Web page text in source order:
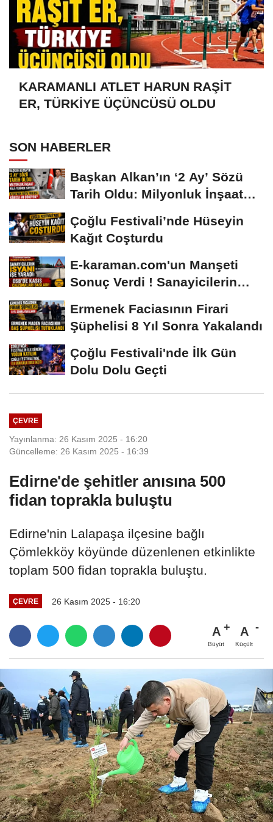
KARAMANLI ATLET HARUN RAŞİT
ER, TÜRKİYE ÜÇÜNCÜSÜ OLDU
SON HABERLER
Başkan Alkan’ın ‘2 Ay’ Sözü
Tarih Oldu: Milyonluk İnşaat
Çoğlu Festivali’nde Hüseyin
Kağıt Coşturdu
E-karaman.com'un Manşeti
Sonuç Verdi ! Sanayicilerin
Ermenek Faciasının Firari
Şüphelisi 8 Yıl Sonra Yakalandı
Çoğlu Festivali'nde İlk Gün
Dolu Dolu Geçti
ÇEVRE
Yayınlanma: 26 Kasım 2025 - 16:20
Güncelleme: 26 Kasım 2025 - 16:39
Edirne'de şehitler anısına 500
fidan toprakla buluştu
Edirne'nin Lalapaşa ilçesine bağlı
Çömlekköy köyünde düzenlenen etkinlikte
toplam 500 fidan toprakla buluştu.
ÇEVRE 26 Kasım 2025 - 16:20
A
Büyüt
A
Küçült